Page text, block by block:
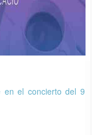
en el concierto del 9